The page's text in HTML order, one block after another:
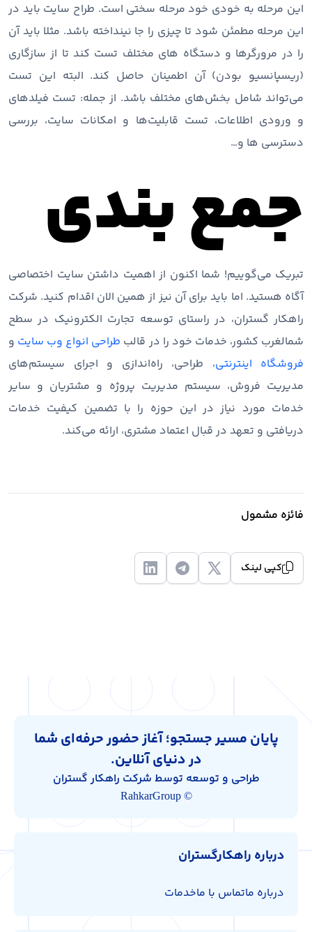
این مرحله به خودی خود مرحله سختی است. طراح سایت باید در
این مرحله مطمئن شود تا چیزی را جا نینداخته باشد. مثلا باید آن
را در مرورگرها و دستگاه های مختلف تست کند تا از سازگاری
(ریسپانسیو بودن) آن اطمینان حاصل کند. البته این تست
می‌تواند شامل بخش‌های مختلف باشد. از جمله: تست فیلدهای
و ورودی اطلاعات، تست قابلیت‌ها و امکانات سایت، بررسی
دسترسی ها و…
جمع بندی
تبریک می‌گوییم! شما اکنون از اهمیت داشتن سایت اختصاصی
آگاه هستید. اما باید برای آن نیز از همین الان اقدام کنید. شرکت
راهکار گستران، در راستای توسعه تجارت الکترونیک در سطح
شمالغرب کشور، خدمات خود را در قالب طراحی انواع وب سایت و
فروشگاه اینترنتی، طراحی، راه‌اندازی و اجرای سیستم‌های
مدیریت فروش، سیستم مدیریت پروژه و مشتریان و سایر
خدمات مورد نیاز در این حوزه را با تضمین کیفیت خدمات
دریافتی و تعهد در قبال اعتماد مشتری، ارائه می‌کند.
فائزه مشمول
کپی لینک
پایان مسیر جستجو؛ آغاز حضور حرفه‌ای شما
در دنیای آنلاین.
طراحی و توسعه توسط شرکت راهکار گستران
© RahkarGroup
درباره راهکارگستران
درباره ماتماس با ماخدمات